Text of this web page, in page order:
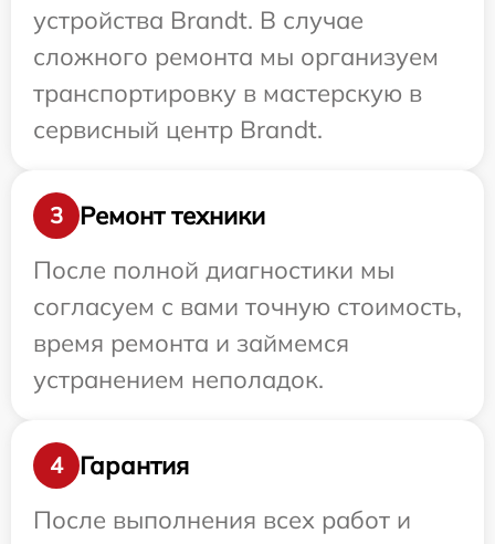
устройства Brandt. В случае
сложного ремонта мы организуем
транспортировку в мастерскую в
сервисный центр Brandt.
3
Ремонт техники
После полной диагностики мы
согласуем с вами точную стоимость,
время ремонта и займемся
устранением неполадок.
4
Гарантия
После выполнения всех работ и